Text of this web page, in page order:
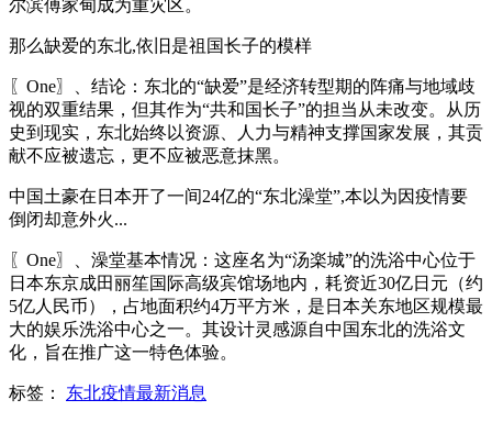
尔滨傅家甸成为重灾区。
那么缺爱的东北,依旧是祖国长子的模样
〖One〗、结论：东北的“缺爱”是经济转型期的阵痛与地域歧
视的双重结果，但其作为“共和国长子”的担当从未改变。从历
史到现实，东北始终以资源、人力与精神支撑国家发展，其贡
献不应被遗忘，更不应被恶意抹黑。
中国土豪在日本开了一间24亿的“东北澡堂”,本以为因疫情要
倒闭却意外火...
〖One〗、澡堂基本情况：这座名为“汤楽城”的洗浴中心位于
日本东京成田丽笙国际高级宾馆场地内，耗资近30亿日元（约
5亿人民币），占地面积约4万平方米，是日本关东地区规模最
大的娱乐洗浴中心之一。其设计灵感源自中国东北的洗浴文
化，旨在推广这一特色体验。
标签： 东北疫情最新消息